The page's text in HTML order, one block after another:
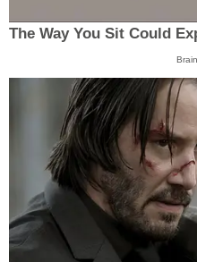
The Way You Sit Could